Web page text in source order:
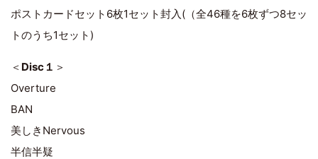
ポストカードセット6枚1セット封入(（全46種を6枚ずつ8セッ
トのうち1セット)
＜ Disc１ ＞
Overture
BAN
美しきNervous
半信半疑